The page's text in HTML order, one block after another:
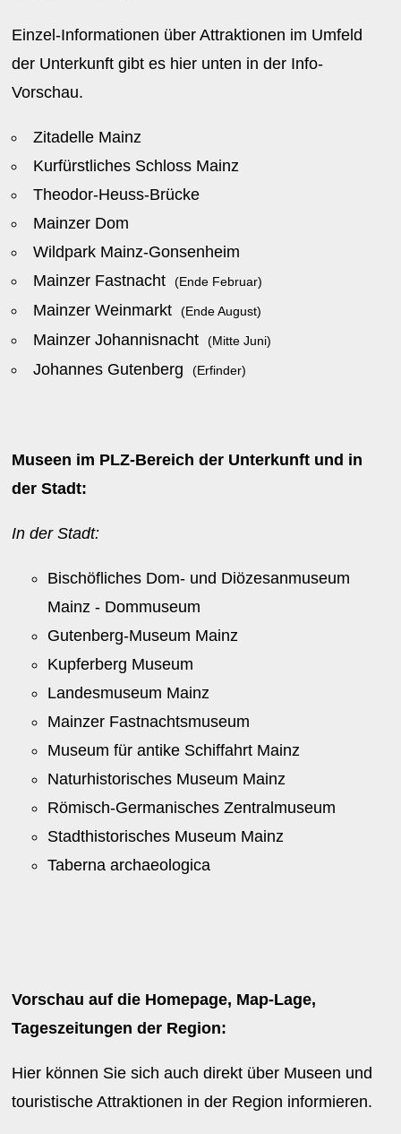
Einzel-Informationen über Attraktionen im Umfeld
der Unterkunft gibt es hier unten in der Info-
Vorschau.
Zitadelle Mainz
Kurfürstliches Schloss Mainz
Theodor-Heuss-Brücke
Mainzer Dom
Wildpark Mainz-Gonsenheim
Mainzer Fastnacht(Ende Februar)
Mainzer Weinmarkt(Ende August)
Mainzer Johannisnacht(Mitte Juni)
Johannes Gutenberg(Erfinder)
Museen im PLZ-Bereich der Unterkunft und in
der Stadt:
In der Stadt:
Bischöfliches Dom- und Diözesanmuseum
Mainz - Dommuseum
Gutenberg-Museum Mainz
Kupferberg Museum
Landesmuseum Mainz
Mainzer Fastnachtsmuseum
Museum für antike Schiffahrt Mainz
Naturhistorisches Museum Mainz
Römisch-Germanisches Zentralmuseum
Stadthistorisches Museum Mainz
Taberna archaeologica
Vorschau auf die Homepage, Map-Lage,
Tageszeitungen der Region:
Hier können Sie sich auch direkt über Museen und
touristische Attraktionen in der Region informieren.